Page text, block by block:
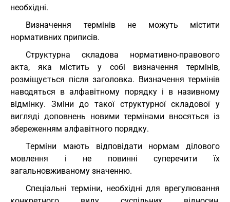
необхідні.
Визначення термінів не можуть містити
нормативних приписів.
Структурна складова нормативно-правового
акта, яка містить у собі визначення термінів,
розміщується після заголовка. Визначення термінів
наводяться в алфавітному порядку і в називному
відмінку. Зміни до такої структурної складової у
вигляді доповнень новими термінами вносяться із
збереженням алфавітного порядку.
Терміни мають відповідати нормам ділового
мовлення і не повинні суперечити їх
загальновживаному значенню.
Спеціальні терміни, необхідні для врегулювання